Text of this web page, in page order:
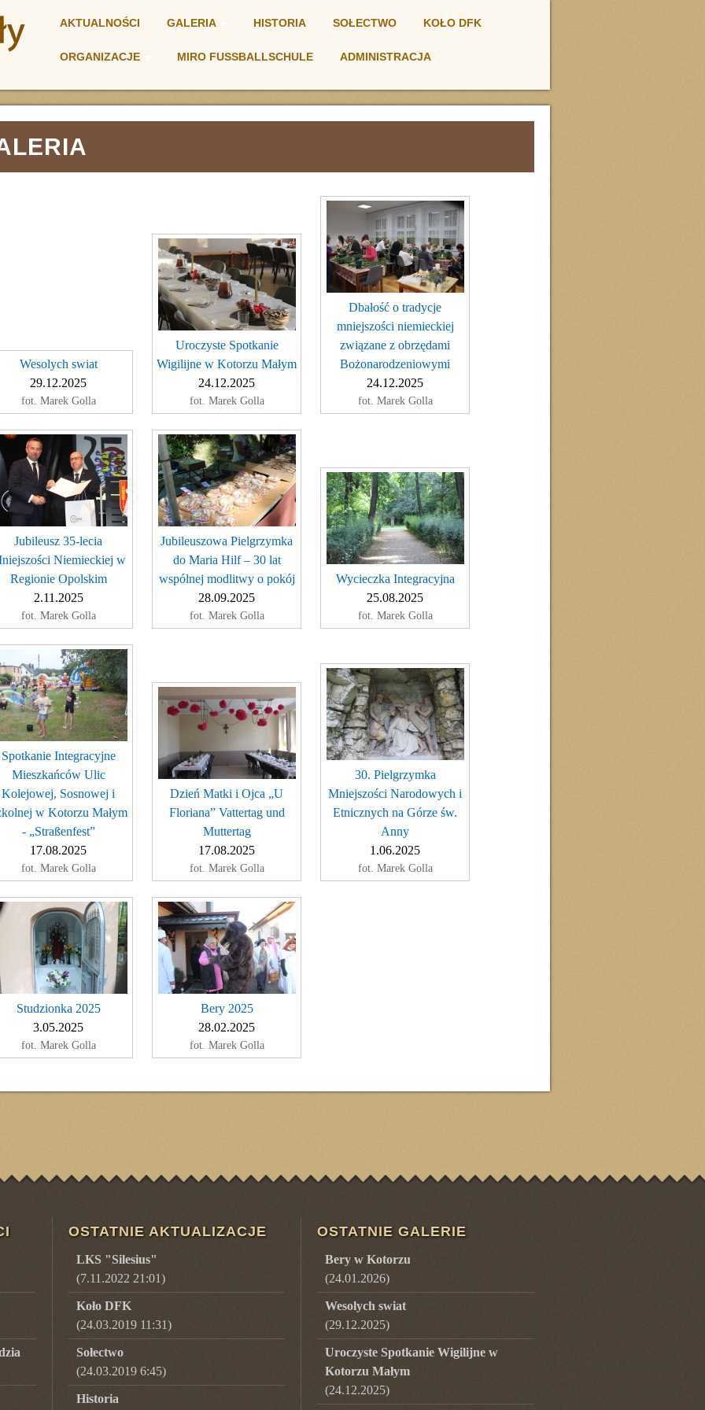
AKTUALNOŚCI GALERIA HISTORIA SOŁECTWO KOŁO DFK
ORGANIZACJE MIRO FUSSBALLSCHULE ADMINISTRACJA
Wesolych swiat
29.12.2025
fot. Marek Golla
Uroczyste Spotkanie
Wigilijne w Kotorzu Małym
24.12.2025
fot. Marek Golla
Dbałość o tradycje
mniejszości niemieckiej
związane z obrzędami
Bożonarodzeniowymi
24.12.2025
fot. Marek Golla
Jubileusz 35-lecia
Niemieckiej w
Regionie Opolskim
2.11.2025
fot. Marek Golla
Jubileuszowa Pielgrzymka
do Maria Hilf – 30 lat
wspólnej modlitwy o pokój
28.09.2025
fot. Marek Golla
Wycieczka Integracyjna
25.08.2025
fot. Marek Golla
Spotkanie Integracyjne
Mieszkańców Ulic
Kolejowej, Sosnowej i
w Kotorzu Małym
- „Straßenfest”
17.08.2025
fot. Marek Golla
Dzień Matki i Ojca „U
Floriana” Vattertag und
Muttertag
17.08.2025
fot. Marek Golla
30. Pielgrzymka
Mniejszości Narodowych i
Etnicznych na Górze św.
Anny
1.06.2025
fot. Marek Golla
Studzionka 2025
3.05.2025
fot. Marek Golla
Bery 2025
28.02.2025
fot. Marek Golla
OSTATNIE AKTUALIZACJE
LKS "Silesius"
(7.11.2022 21:01)
Koło DFK
(24.03.2019 11:31)
Sołectwo
(24.03.2019 6:45)
Historia
OSTATNIE GALERIE
Bery w Kotorzu
(24.01.2026)
Wesolych swiat
(29.12.2025)
Uroczyste Spotkanie Wigilijne w
Kotorzu Małym
(24.12.2025)